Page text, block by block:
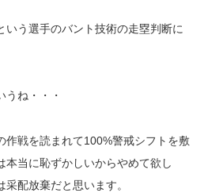
いう選手のバント技術の走塁判断に
うね・・・
作戦を読まれて100%警戒シフトを敷
本当に恥ずかしいからやめて欲し
配放棄だと思います。